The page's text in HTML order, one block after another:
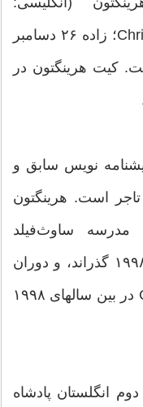
Christopher Catesby "Kit" Harington؛ زاده ۲۶ دسامبر
است. کیت هرینگتون در
نویس سابق و
است. هرینگتون
مدرسه ساوث‌فیلد
(Southfield) بین سالهای ۱۹۹۲ تا ۱۹۹۸ گذراند، و دوران
دبیرستان را نیز در مدرسه Chantra در بین سالهای ۱۹۹۸
انگلستان پادشاه